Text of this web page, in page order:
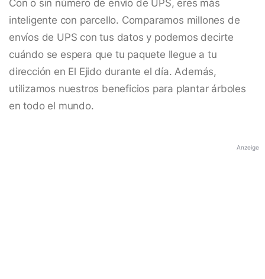
Con o sin número de envío de UPS, eres más
inteligente con parcello. Comparamos millones de
envíos de UPS con tus datos y podemos decirte
cuándo se espera que tu paquete llegue a tu
dirección en El Ejido durante el día. Además,
utilizamos nuestros beneficios para plantar árboles
en todo el mundo.
Anzeige